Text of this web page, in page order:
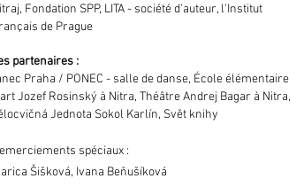
Fondation SPP, LITA - société d'auteur, l'Institut
de Prague
partenaires :
Praha / PONEC - salle de danse, École élémentaire
Jozef Rosinský à Nitra, Théâtre Andrej Bagar à Nitra,
Jednota Sokol Karlín, Svět knihy
spéciaux :
Šišková, Ivana Beňušíková